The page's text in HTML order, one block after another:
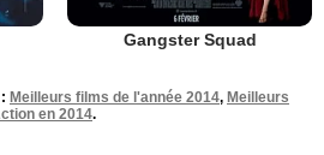
Gangster Squad
Meilleurs films de l'année 2014, Meilleurs
en 2014.